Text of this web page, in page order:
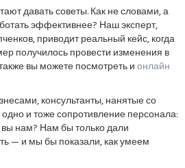
давать советы. Как не словами, а
эффективнее? Наш эксперт,
приводит реальный кейс, когда
получилось провести изменения в
вы можете посмотреть ионлайн
консультанты, нанятые со
и тоже сопротивление персонала:
нам? Нам бы только дали
— и мы бы показали, как умеем